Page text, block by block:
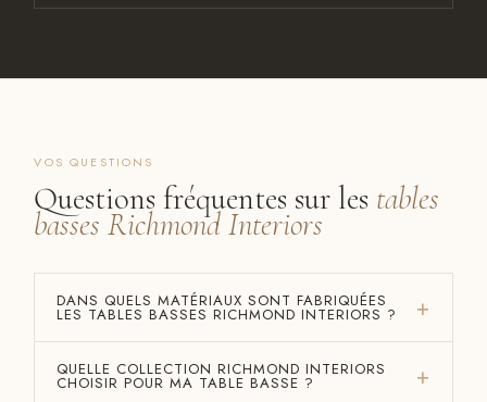
VOS QUESTIONS
Questions fréquentes sur les tables
basses Richmond Interiors
DANS QUELS MATÉRIAUX SONT FABRIQUÉES
LES TABLES BASSES RICHMOND INTERIORS ?
QUELLE COLLECTION RICHMOND INTERIORS
CHOISIR POUR MA TABLE BASSE ?